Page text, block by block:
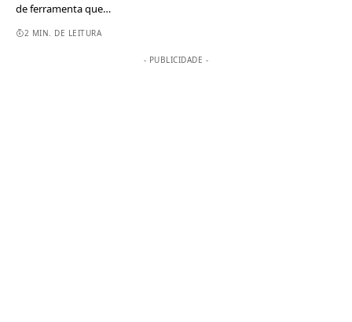
de ferramenta que…
2 MIN. DE LEITURA
- PUBLICIDADE -